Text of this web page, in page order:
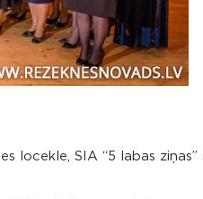
locekle, SIA “5 labas